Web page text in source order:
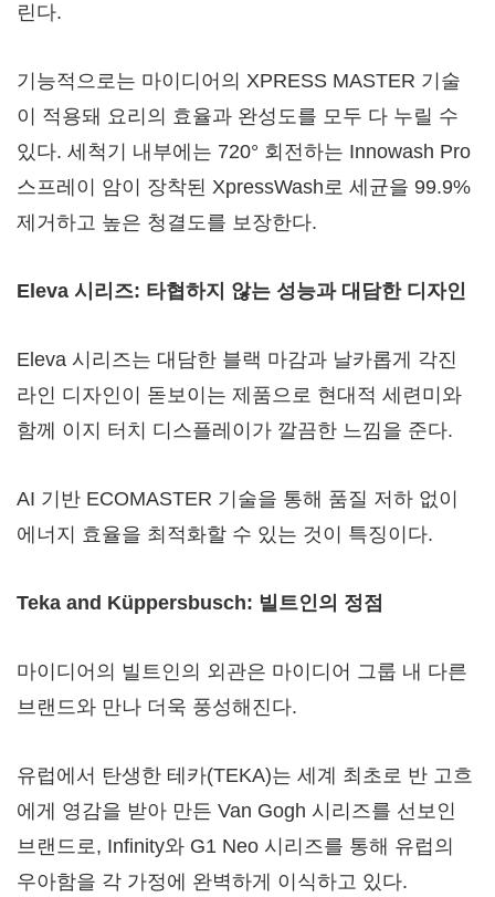
린다.
기능적으로는 마이디어의 XPRESS MASTER 기술
이 적용돼 요리의 효율과 완성도를 모두 다 누릴 수
있다. 세척기 내부에는 720° 회전하는 Innowash Pro
스프레이 암이 장착된 XpressWash로 세균을 99.9%
제거하고 높은 청결도를 보장한다.
Eleva 시리즈: 타협하지 않는 성능과 대담한 디자인
Eleva 시리즈는 대담한 블랙 마감과 날카롭게 각진
라인 디자인이 돋보이는 제품으로 현대적 세련미와
함께 이지 터치 디스플레이가 깔끔한 느낌을 준다.
AI 기반 ECOMASTER 기술을 통해 품질 저하 없이
에너지 효율을 최적화할 수 있는 것이 특징이다.
Teka and Küppersbusch: 빌트인의 정점
마이디어의 빌트인의 외관은 마이디어 그룹 내 다른
브랜드와 만나 더욱 풍성해진다.
유럽에서 탄생한 테카(TEKA)는 세계 최초로 반 고흐
에게 영감을 받아 만든 Van Gogh 시리즈를 선보인
브랜드로, Infinity와 G1 Neo 시리즈를 통해 유럽의
우아함을 각 가정에 완벽하게 이식하고 있다.